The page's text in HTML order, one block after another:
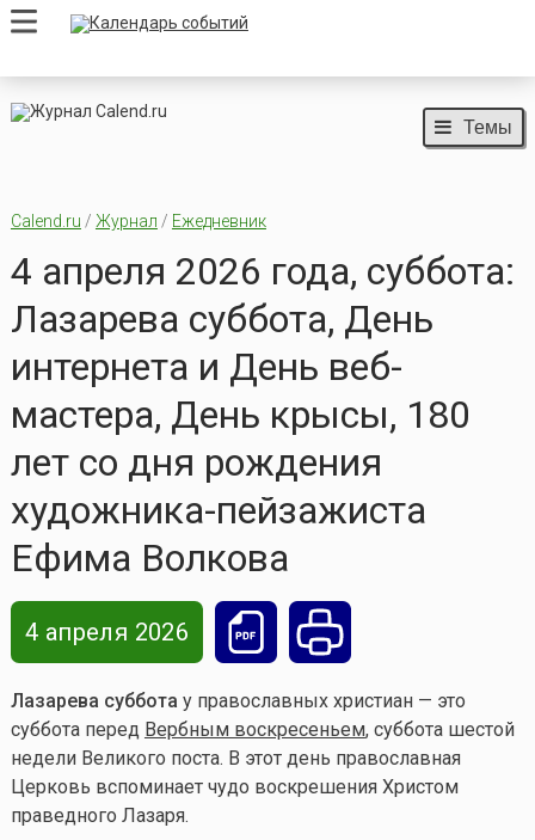
Темы
Calend.ru / Журнал / Ежедневник
4 апреля 2026 года, суббота:
Лазарева суббота, День
интернета и День веб-
мастера, День крысы, 180
лет со дня рождения
художника-пейзажиста
Ефима Волкова
4 апреля 2026
Лазарева суббота у православных христиан — это
суббота перед Вербным воскресеньем, суббота шестой
недели Великого поста. В этот день православная
Церковь вспоминает чудо воскрешения Христом
праведного Лазаря.